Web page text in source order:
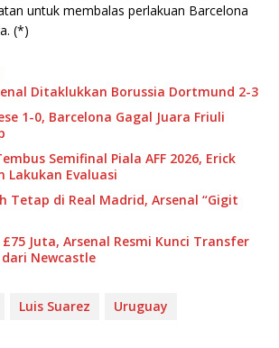
untuk membalas perlakuan Barcelona
(*)
Ditaklukkan Borussia Dortmund 2-3
1-0, Barcelona Gagal Juara Friuli
Semifinal Piala AFF 2026, Erick
Lakukan Evaluasi
Tetap di Real Madrid, Arsenal “Gigit
Juta, Arsenal Resmi Kunci Transfer
Newcastle
Luis Suarez Uruguay